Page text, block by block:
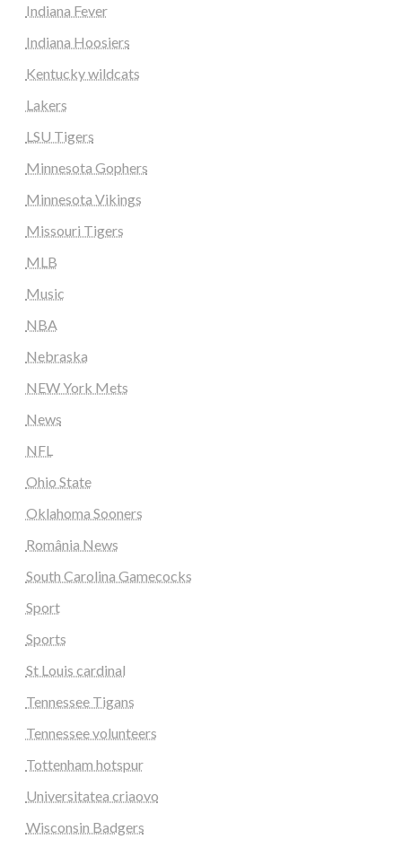
Indiana Fever
Indiana Hoosiers
Kentucky wildcats
Lakers
LSU Tigers
Minnesota Gophers
Minnesota Vikings
Missouri Tigers
MLB
Music
NBA
Nebraska
NEW York Mets
News
NFL
Ohio State
Oklahoma Sooners
România News
South Carolina Gamecocks
Sport
Sports
St Louis cardinal
Tennessee Tigans
Tennessee volunteers
Tottenham hotspur
Universitatea criaovo
Wisconsin Badgers